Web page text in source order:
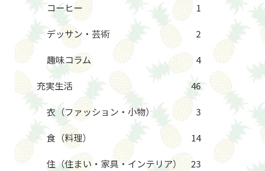
コーヒー
1
デッサン・芸術
2
趣味コラム
4
充実生活
46
衣（ファッション・小物）
3
食（料理）
14
住（住まい・家具・インテリア）
23